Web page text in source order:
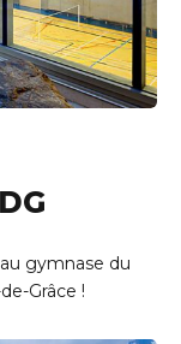
gymnase du
Grâce !